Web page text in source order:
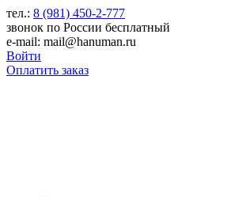
тел.: 8 (981) 450-2-777
звонок по России бесплатный
e-mail: mail@hanuman.ru
Войти
Оплатить заказ